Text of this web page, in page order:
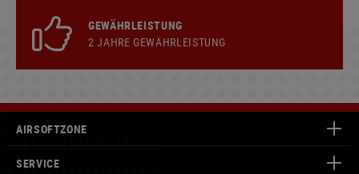
GEWÄHRLEISTUNG
2 JAHRE GEWÄHRLEISTUNG
AIRSOFTZONE
SERVICE